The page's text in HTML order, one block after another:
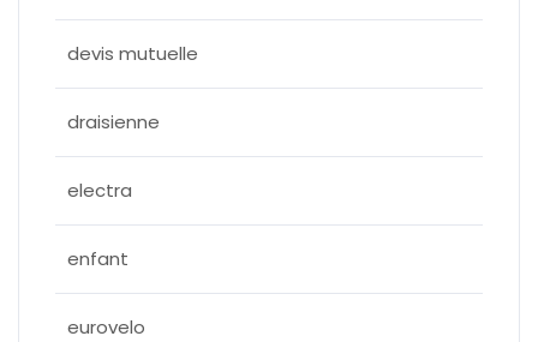
devis mutuelle
draisienne
electra
enfant
eurovelo